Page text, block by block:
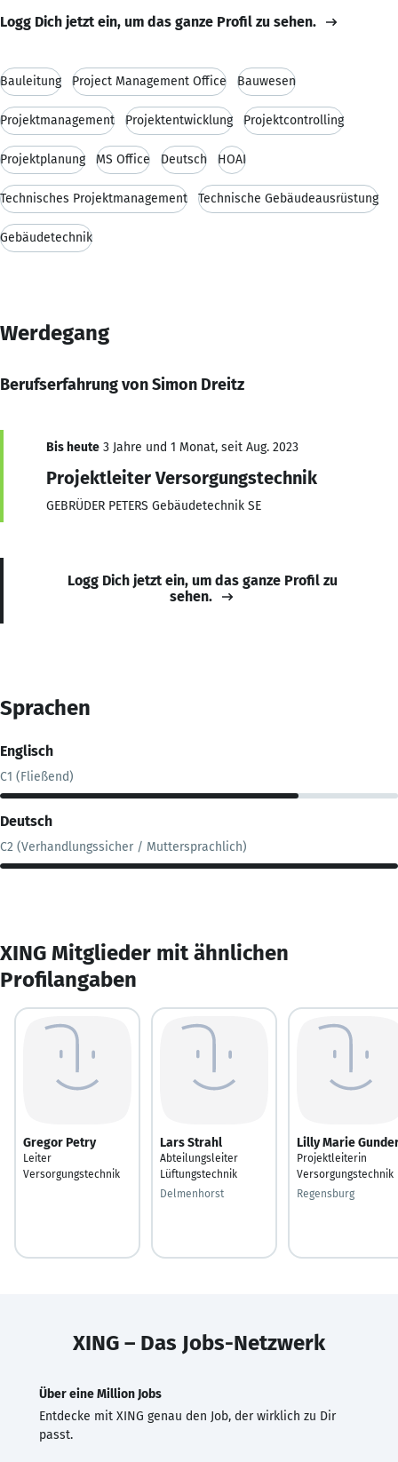
Logg Dich jetzt ein, um das ganze Profil zu sehen.
Bauleitung Project Management Office Bauwesen
Projektmanagement Projektentwicklung Projektcontrolling
Projektplanung MS Office Deutsch HOAI
Technisches Projektmanagement Technische Gebäudeausrüstung
Gebäudetechnik
Werdegang
Berufserfahrung von Simon Dreitz
Bis heute 3 Jahre und 1 Monat, seit Aug. 2023
Projektleiter Versorgungstechnik
GEBRÜDER PETERS Gebäudetechnik SE
Logg Dich jetzt ein, um das ganze Profil zu
sehen.
Sprachen
Englisch
C1 (Fließend)
Deutsch
C2 (Verhandlungssicher / Muttersprachlich)
XING Mitglieder mit ähnlichen
Profilangaben
Gregor Petry
Leiter
Versorgungstechnik
Lars Strahl
Abteilungsleiter
Lüftungstechnik
Delmenhorst
Lilly Marie
Projektleiterin
Versorgungstechnik
Regensburg
XING – Das Jobs-Netzwerk
Über eine Million Jobs
Entdecke mit XING genau den Job, der wirklich zu Dir
passt.